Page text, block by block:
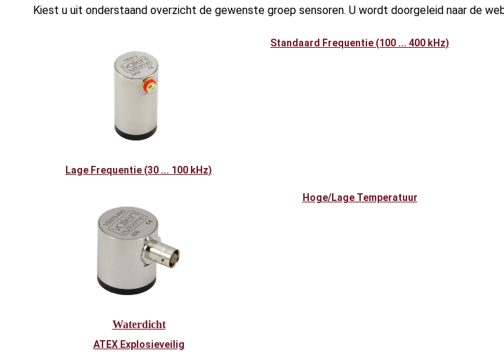
Kiest u uit onderstaand overzicht de gewenste groep sensoren. U wordt doorgeleid naar de
Lage Frequentie (30 ... 100 kHz)
Standaard Frequentie (100 ... 400 kHz)
Waterdicht
Hoge/Lage Temperatuur
ATEX Explosieveilig